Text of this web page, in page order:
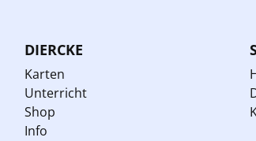
DIERCKE
Karten
Unterricht
Shop
Info